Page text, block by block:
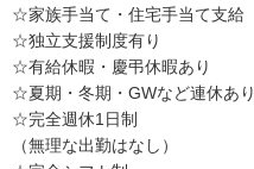
☆家族手当て・住宅手当て支給
☆独立支援制度有り
☆有給休暇・慶弔休暇あり
☆夏期・冬期・GWなど連休あり
☆完全週休1日制
（無理な出勤はなし）